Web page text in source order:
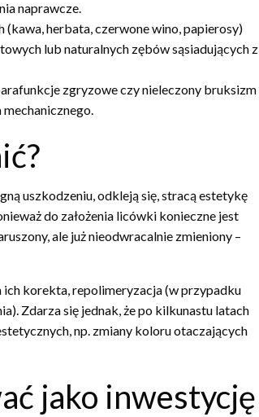
naprawcze.
herbata, czerwone wino, papierosy)
lub naturalnych zębów sąsiadujących z
zgryzowe czy nieleczony bruksizm
uszkodzeniu, odkleją się, stracą estetykę
do założenia licówki konieczne jest
ale już nieodwracalnie zmieniony –
korekta, repolimeryzacja (w przypadku
Zdarza się jednak, że po kilkunastu latach
np. zmiany koloru otaczających
jako inwestycję